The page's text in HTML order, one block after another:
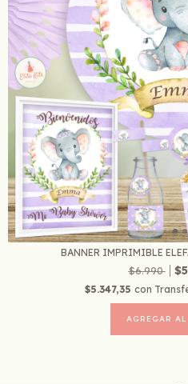
BANNER IMPRIMIBLE
$6.990
$5.347,35 con